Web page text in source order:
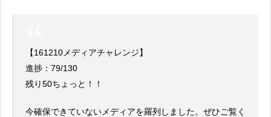
【161210メディアチャレンジ】
進捗：79/130
残り50ちょっと！！
今確保できていないメディアを羅列しました。ぜひご覧く